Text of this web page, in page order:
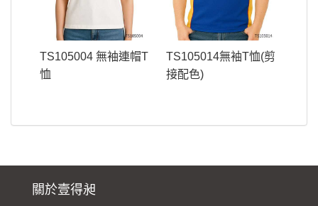
TS105004 無袖連帽T
恤
TS105014無袖T恤(剪
接配色)
關於壹得昶